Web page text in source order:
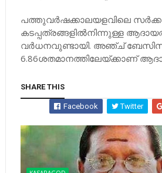
പത്തുവര്‍ഷക്കാലയളവിലെ
കടപ്പത്രങ്ങളില്‍നിന്നുള്ള
വര്‍ധനവുണ്ടായി. അഞ്ച് ബേസിസ്
6.86ശതമാനത്തിലേയ്ക്കാണ്
SHARE THIS
Facebook Twitter